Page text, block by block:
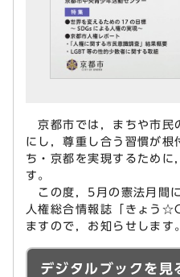
京都市では，まちや市民
にし，尊重し合う習慣が根
ち・京都を実現するために
す。
この度，5月の憲法月間
人権総合情報誌「きょう
ますので，お知らせします
デジタルブックを見